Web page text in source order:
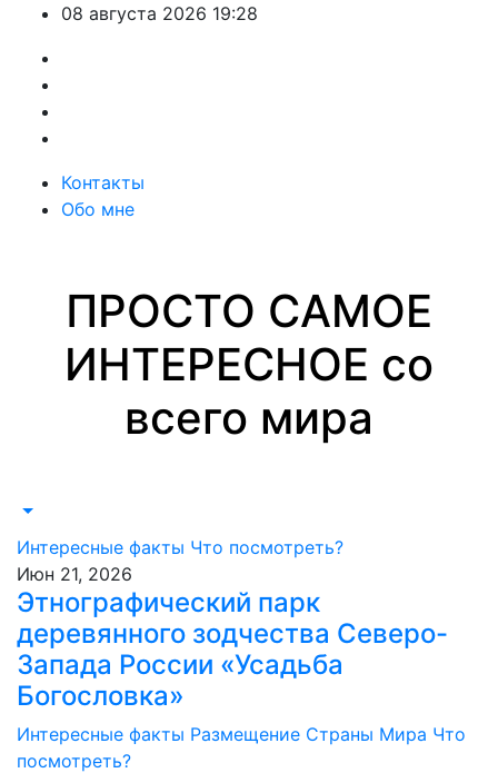
Перейти
содержимому
08 августа 2026 19:28
Контакты
Обо мне
ПРОСТО САМОЕ
ИНТЕРЕСНОЕ со
всего мира
Интересные факты Что посмотреть?
Июн 21, 2026
Этнографический парк
деревянного зодчества Северо-
Запада России «Усадьба
Богословка»
Интересные факты Размещение Страны Мира Что
посмотреть?